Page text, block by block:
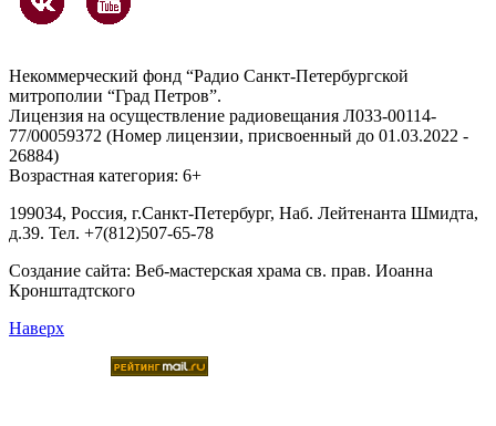
Некоммерческий фонд “Радио Санкт-Петербургской
митрополии “Град Петров”.
Лицензия на осуществление радиовещания Л033-00114-
77/00059372 (Номер лицензии, присвоенный до 01.03.2022 -
26884)
Возрастная категория: 6+
199034, Россия, г.Санкт-Петербург, Наб. Лейтенанта Шмидта,
д.39. Тел. +7(812)507-65-78
Создание сайта: Веб-мастерская храма св. прав. Иоанна
Кронштадтского
Наверх